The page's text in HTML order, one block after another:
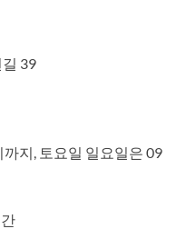
39
지, 토요일 일요일은 09